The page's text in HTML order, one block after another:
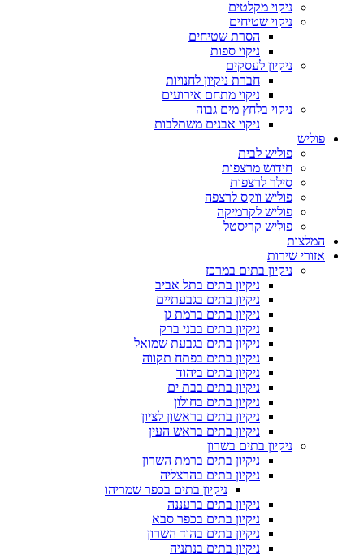
ניקוי מקלטים
ניקוי שטיחים
הסרת שטיחים
ניקוי ספות
ניקיון לעסקים
חברת ניקיון לחנויות
ניקוי מתחם אירועים
ניקוי בלחץ מים גבוה
ניקוי אבנים משתלבות
פוליש
פוליש לבית
חידוש מרצפות
סילר לרצפות
פוליש ווקס לרצפה
פוליש לקרמיקה
פוליש קריסטל
המלצות
אזורי שירות
ניקיון בתים במרכז
ניקיון בתים בתל אביב
ניקיון בתים בגבעתיים
ניקיון בתים ברמת גן
ניקיון בתים בבני ברק
ניקיון בתים בגבעת שמואל
ניקיון בתים בפתח תקווה
ניקיון בתים ביהוד
ניקיון בתים בבת ים
ניקיון בתים בחולון
ניקיון בתים בראשון לציון
ניקיון בתים בראש העין
ניקיון בתים בשרון
ניקיון בתים ברמת השרון
ניקיון בתים בהרצליה
ניקיון בתים בכפר שמריהו
ניקיון בתים ברעננה
ניקיון בתים בכפר סבא
ניקיון בתים בהוד השרון
ניקיון בתים בנתניה